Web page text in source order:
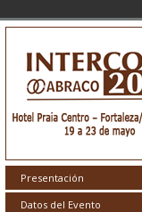
Presentación
Datos del Evento